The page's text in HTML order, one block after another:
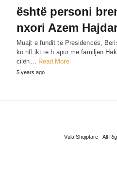
është personi
nxori Azem
Muajt e fundit të Presidencës,
ko.nfl.ikt të h.apur me familjen
cilën… Read More
5 years ago
Vula Shqiptare - All